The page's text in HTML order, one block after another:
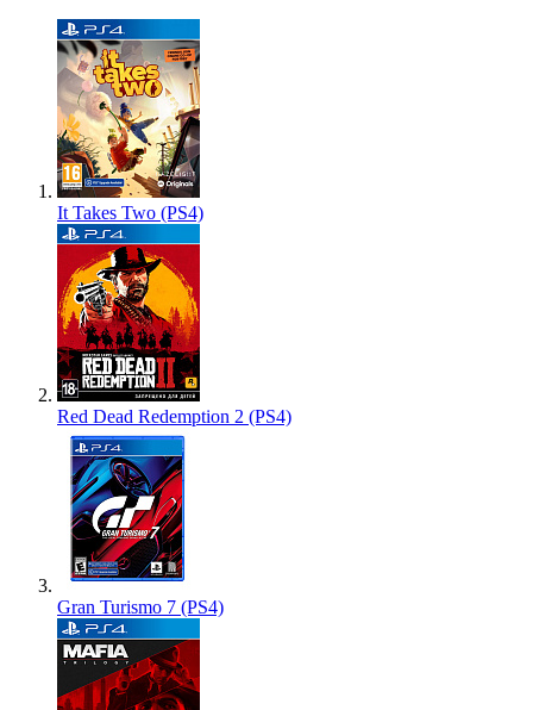
It Takes Two (PS4)
Red Dead Redemption 2 (PS4)
Gran Turismo 7 (PS4)